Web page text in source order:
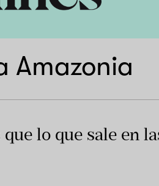
Amazonia
lo que sale en